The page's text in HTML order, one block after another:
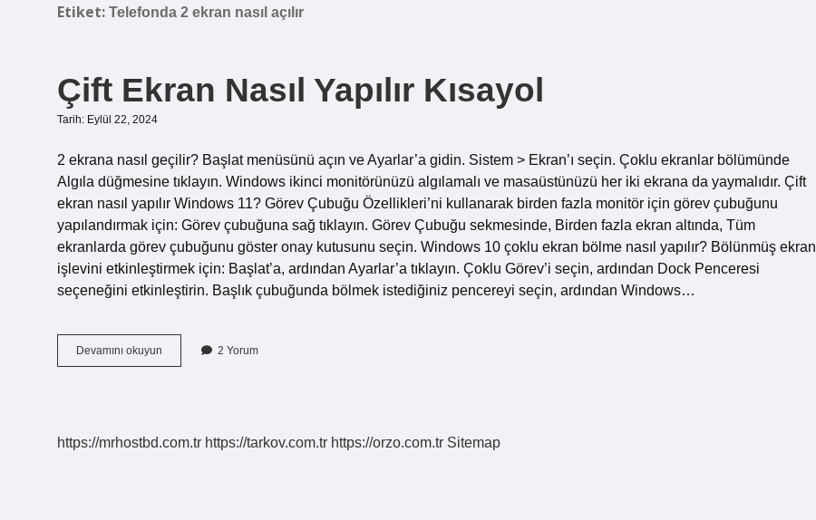
Etiket: Telefonda 2 ekran nasıl açılır
Çift Ekran Nasıl Yapılır Kısayol
Tarih: Eylül 22, 2024
2 ekrana nasıl geçilir? Başlat menüsünü açın ve Ayarlar’a gidin. Sistem > Ekran’ı seçin. Çoklu ekranlar bölümünde
Algıla düğmesine tıklayın. Windows ikinci monitörünüzü algılamalı ve masaüstünüzü her iki ekrana da yaymalıdır. Çift
ekran nasıl yapılır Windows 11? Görev Çubuğu Özellikleri’ni kullanarak birden fazla monitör için görev çubuğunu
yapılandırmak için: Görev çubuğuna sağ tıklayın. Görev Çubuğu sekmesinde, Birden fazla ekran altında, Tüm
ekranlarda görev çubuğunu göster onay kutusunu seçin. Windows 10 çoklu ekran bölme nasıl yapılır? Bölünmüş ekran
işlevini etkinleştirmek için: Başlat’a, ardından Ayarlar’a tıklayın. Çoklu Görev’i seçin, ardından Dock Penceresi
seçeneğini etkinleştirin. Başlık çubuğunda bölmek istediğiniz pencereyi seçin, ardından Windows…
Devamını okuyun
Ekran
2 Yorum
https://mrhostbd.com.tr https://tarkov.com.tr https://orzo.com.tr Sitemap